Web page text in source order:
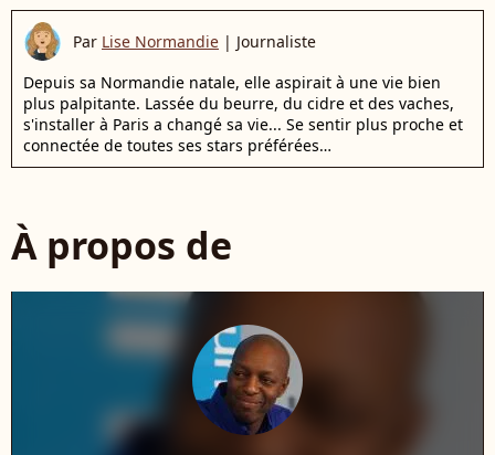
Par Lise Normandie | Journaliste
Depuis sa Normandie natale, elle aspirait à une vie bien
plus palpitante. Lassée du beurre, du cidre et des vaches,
s'installer à Paris a changé sa vie... Se sentir plus proche et
connectée de toutes ses stars préférées…
À propos de